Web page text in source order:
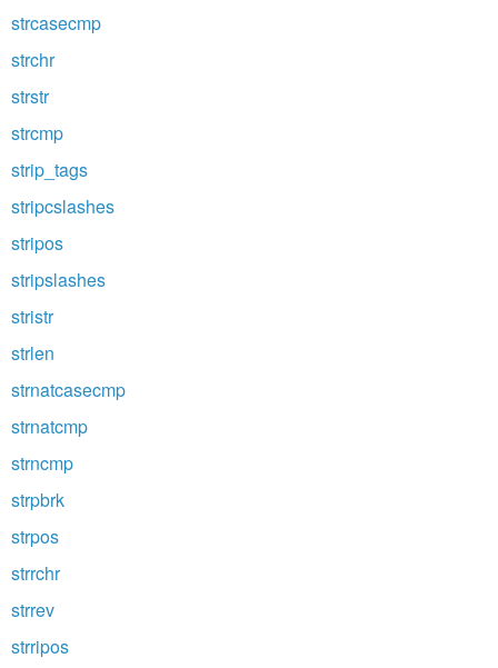
strcasecmp
strchr
strstr
strcmp
strip_tags
stripcslashes
stripos
stripslashes
stristr
strlen
strnatcasecmp
strnatcmp
strncmp
strpbrk
strpos
strrchr
strrev
strripos